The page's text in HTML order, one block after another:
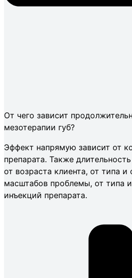
От чего зависит
мезотерапии губ?
Эффект напрямую зависит от
препарата. Также
от возраста клиента, от типа
масштабов проблемы, от типа
инъекций препарата.